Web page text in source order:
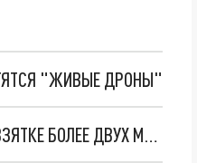
"ЖИВЫЕ ДРОНЫ"
В РОСТОВЕ БЫВШИЙ ГЛАВА РАЙОННОГО УПРАВЛЕНИЯ ЖКХ ПОЙМАН НА ВЗЯТКЕ БОЛЕЕ ДВУХ МИЛЛИОНОВ РУБЛЕЙ